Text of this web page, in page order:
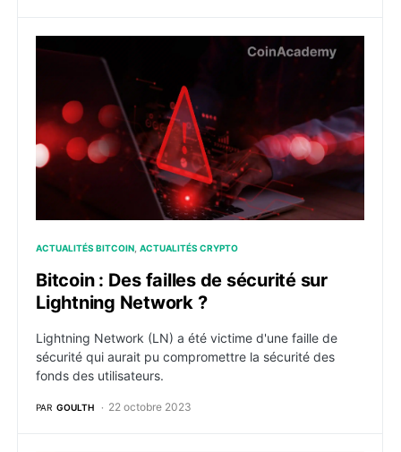
Bitcoin : Des failles de sécurité sur Lightning Network
ACTUALITÉS BITCOIN ACTUALITÉS CRYPTO
Bitcoin : Des failles de sécurité sur
Lightning Network ?
Lightning Network (LN) a été victime d'une faille de
sécurité qui aurait pu compromettre la sécurité des
fonds des utilisateurs.
PAR GOULTH 22 octobre 2023